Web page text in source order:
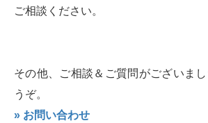
ご相談ください。
その他、ご相談＆ご質問がございま
うぞ。
» お問い合わせ